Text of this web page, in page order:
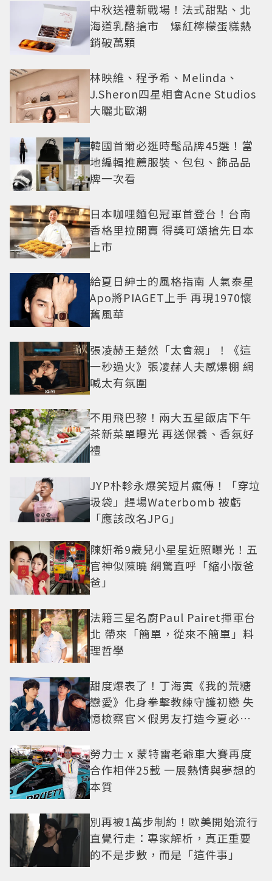
中秋送禮新戰場！法式甜點、北
海道乳酪搶市 爆紅檸檬蛋糕熱
銷破萬顆
林映維、程予希、Melinda、
J.Sheron四星相會Acne Studios
大曬北歐潮
韓國首爾必逛時髦品牌45選！當
地編輯推薦服裝、包包、飾品品
牌一次看
日本咖哩麵包冠軍首登台！台南
香格里拉開賣 得獎可頌搶先日本
上市
給夏日紳士的風格指南 人氣泰星
Apo將PIAGET上手 再現1970懷
舊風華
張凌赫王楚然「太會親」！《這
一秒過火》張凌赫人夫感爆棚 網
喊太有氛圍
不用飛巴黎！兩大五星飯店下午
茶新菜單曝光 再送保養、香氛好
禮
JYP朴軫永爆笑短片瘋傳！「穿垃
圾袋」趕場Waterbomb 被虧
「應該改名JPG」
陳妍希9歲兒小星星近照曝光！五
官神似陳曉 網驚直呼「縮小版爸
爸」
法籍三星名廚Paul Pairet揮軍台
北 帶來「簡單，從來不簡單」料
理哲學
甜度爆表了！丁海寅《我的荒糖
戀愛》化身拳擊教練守護初戀 失
憶檢察官×假男友打造今夏必看
勞力士 x 蒙特雷老爺車大賽再度
合作相伴25載 一展熱情與夢想的
本質
別再被1萬步制約！歐美開始流行
直覺行走：專家解析，真正重要
的不是步數，而是「這件事」